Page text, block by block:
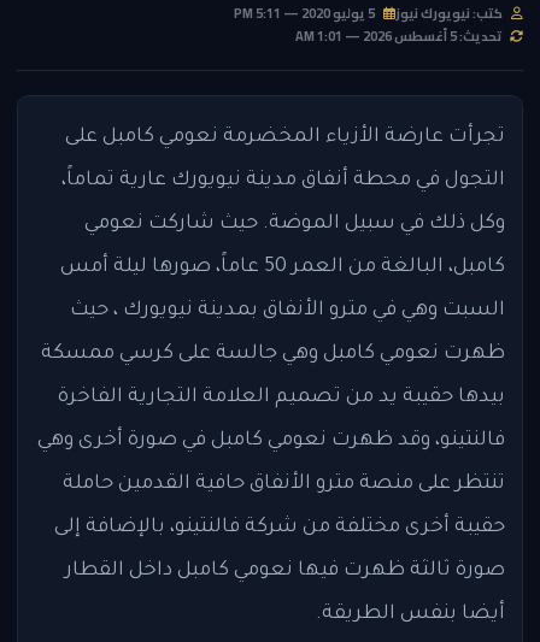
كتب: نيويورك نيوز
تحديث: 5 أغسطس 2026 — 1:01 AM
تجرأت عارضة الأزياء المخضرمة نعومي كامبل على
التجول في محطة أنفاق مدينة نيويورك عارية تماماً،
وكل ذلك في سبيل الموضة. حيث شاركت نعومي
كامبل، البالغة من العمر 50 عاماً، صورها ليلة أمس
السبت وهي في مترو الأنفاق بمدينة نيويورك ، حيث
ظهرت نعومي كامبل وهي جالسة على كرسي ممسكة
بيدها حقيبة يد من تصميم العلامة التجارية الفاخرة
فالنتينو، وقد ظهرت نعومي كامبل في صورة أخرى وهي
تنتظر على منصة مترو الأنفاق حافية القدمين حاملة
حقيبة أخرى مختلفة من شركة فالنتينو، بالإضافة إلى
صورة ثالثة ظهرت فيها نعومي كامبل داخل القطار
أيضا بنفس الطريقة.